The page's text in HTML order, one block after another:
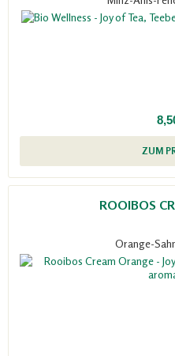
ZUM
ROOIBOS
Orange-